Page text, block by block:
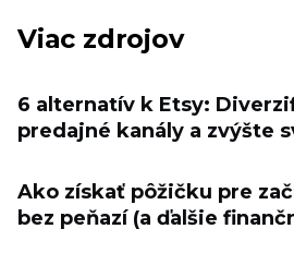
Viac zdrojov
6 alternatív k Etsy:
predajné kanály a zvýšte
Ako získať pôžičku pre
bez peňazí (a ďalšie